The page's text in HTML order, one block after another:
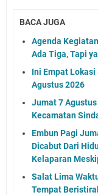
BACA JUGA
Agenda
Ada Tiga, Tapi
Ini Empat
Agustus 2026
Jumat 7
Kecamatan
Embun Pagi
Dicabut Dari
Kelaparan
Salat Lima
Tempat